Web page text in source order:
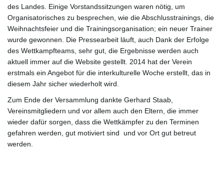
N
des Landes. Einige Vorstandssitzungen waren nötig, um
Organisatorisches zu besprechen, wie die Abschlusstrainings, die
Weihnachtsfeier und die Trainingsorganisation; ein neuer Trainer
wurde gewonnen. Die Pressearbeit läuft, auch Dank der Erfolge
des Wettkampfteams, sehr gut, die Ergebnisse werden auch
aktuell immer auf die Website gestellt. 2014 hat der Verein
erstmals ein Angebot für die interkulturelle Woche erstellt, das in
diesem Jahr sicher wiederholt wird.
Zum Ende der Versammlung dankte Gerhard Staab,
Vereinsmitgliedern und vor allem auch den Eltern, die immer
wieder dafür sorgen, dass die Wettkämpfer zu den Terminen
gefahren werden, gut motiviert sind und vor Ort gut betreut
werden.